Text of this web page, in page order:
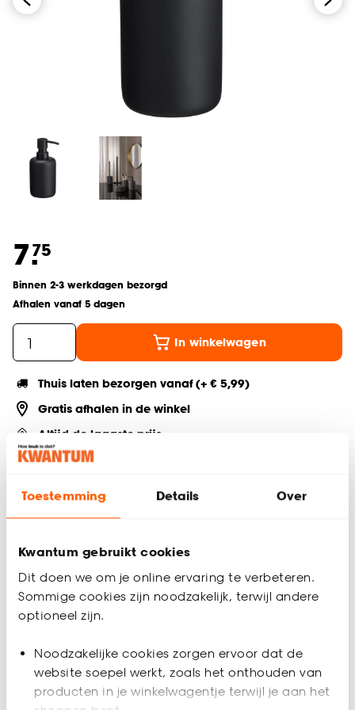
Toestemming Details Over
Kwantum gebruikt cookies
Dit doen we om je online ervaring te verbeteren.
Sommige cookies zijn noodzakelijk, terwijl andere
optioneel zijn.
Noodzakelijke cookies zorgen ervoor dat de
website soepel werkt, zoals het onthouden van
producten in je winkelwagentje terwijl je aan het
7.75
Binnen 2-3 werkdagen bezorgd
Afhalen vanaf 5 dagen
In winkelwagen
Thuis laten bezorgen vanaf (+ € 5,99)
Gratis afhalen in de winkel
Altijd de laagste prijs
Productomschrijving
Zeeppomp met mat zwarte kleur.
Productspecificaties
EAN nummer 8714051185693